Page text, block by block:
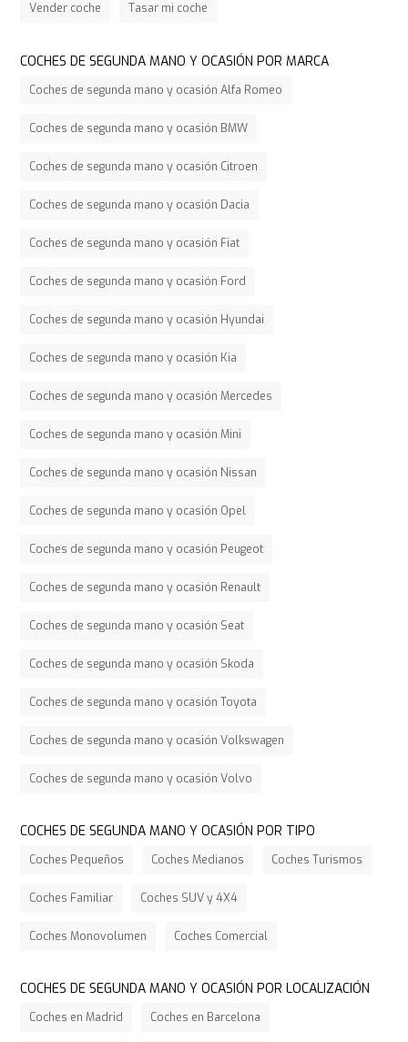
Vender coche Tasar mi coche
COCHES DE SEGUNDA MANO Y OCASIÓN POR MARCA
Coches de segunda mano y ocasión Alfa Romeo
Coches de segunda mano y ocasión BMW
Coches de segunda mano y ocasión Citroen
Coches de segunda mano y ocasión Dacia
Coches de segunda mano y ocasión Fiat
Coches de segunda mano y ocasión Ford
Coches de segunda mano y ocasión Hyundai
Coches de segunda mano y ocasión Kia
Coches de segunda mano y ocasión Mercedes
Coches de segunda mano y ocasión Mini
Coches de segunda mano y ocasión Nissan
Coches de segunda mano y ocasión Opel
Coches de segunda mano y ocasión Peugeot
Coches de segunda mano y ocasión Renault
Coches de segunda mano y ocasión Seat
Coches de segunda mano y ocasión Skoda
Coches de segunda mano y ocasión Toyota
Coches de segunda mano y ocasión Volkswagen
Coches de segunda mano y ocasión Volvo
COCHES DE SEGUNDA MANO Y OCASIÓN POR TIPO
Coches Pequeños Coches Medianos Coches Turismos
Coches Familiar Coches SUV y 4X4
Coches Monovolumen Coches Comercial
COCHES DE SEGUNDA MANO Y OCASIÓN POR LOCALIZACIÓN
Coches en Madrid Coches en Barcelona